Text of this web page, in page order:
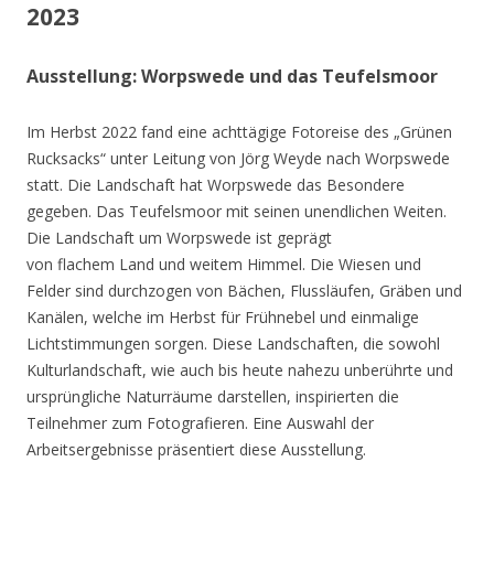
2023
Ausstellung: Worpswede und das Teufelsmoor
Im Herbst 2022 fand eine achttägige Fotoreise des „Grünen
Rucksacks“ unter Leitung von Jörg Weyde nach Worpswede
statt. Die Landschaft hat Worpswede das Besondere
gegeben. Das Teufelsmoor mit seinen unendlichen Weiten.
Die Landschaft um Worpswede ist geprägt
von flachem Land und weitem Himmel. Die Wiesen und
Felder sind durchzogen von Bächen, Flussläufen, Gräben und
Kanälen, welche im Herbst für Frühnebel und einmalige
Lichtstimmungen sorgen. Diese Landschaften, die sowohl
Kulturlandschaft, wie auch bis heute nahezu unberührte und
ursprüngliche Naturräume darstellen, inspirierten die
Teilnehmer zum Fotografieren. Eine Auswahl der
Arbeitsergebnisse präsentiert diese Ausstellung.